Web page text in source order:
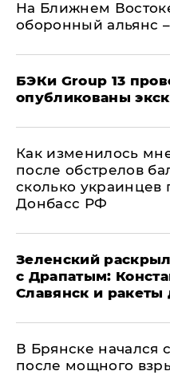
На Ближнем
оборонный альянс
​БЭКи Group 13
опубликованы
Как изменилось
после обстрелов
сколько украинцев
Донбасс РФ
​Зеленский
с Драпатым:
Славянск и
В Брянске
после мощного